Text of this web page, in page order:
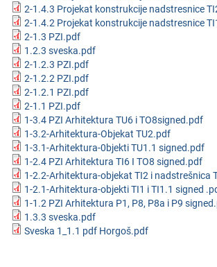
2-1.4.3 Projekat konstrukcije nadstresnice
2-1.4.2 Projekat konstrukcije nadstresnice
2-1.3 PZI.pdf
1.2.3 sveska.pdf
2-1.2.3 PZI.pdf
2-1.2.2 PZI.pdf
2-1.2.1 PZI.pdf
2-1.1 PZI.pdf
1-3.4 PZI Arhitektura TU6 i TO8signed.pdf
1-3.2-Arhitektura-Оbjekat TU2.pdf
1-3.1-Arhitektura-0bjekti TU1.1 signed.pdf
1-2.4 PZI Arhitektura TI6 I TO8 signed.pdf
1-2.2-Arhitektura-objekat TI2 i nadstrešnica
1-2.1-Arhitektura-objekti TI1 i TI1.1 signed
1-1.2 PZI Arhitektura P1, P8, P8a i P9
1.3.3 sveska.pdf
Sveska 1_1.1 pdf Horgoš.pdf